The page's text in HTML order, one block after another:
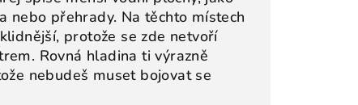
nebo přehrady. Na těchto místech
protože se zde netvoří
Rovná hladina ti výrazně
nebudeš muset bojovat se